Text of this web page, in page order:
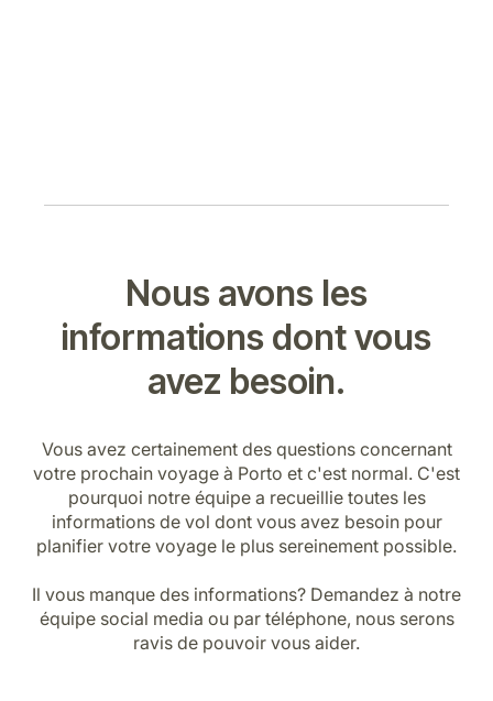
Nous avons les
informations dont vous
avez besoin.
Vous avez certainement des questions concernant
votre prochain voyage à Porto et c'est normal. C'est
pourquoi notre équipe a recueillie toutes les
informations de vol dont vous avez besoin pour
planifier votre voyage le plus sereinement possible.
Il vous manque des informations? Demandez à notre
équipe social media ou par téléphone, nous serons
ravis de pouvoir vous aider.